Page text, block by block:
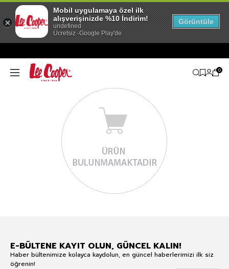
0
E-BÜLTENE KAYIT OLUN, GÜNCEL KALIN!
Haber bültenimize kolayca kaydolun, en güncel haberlerimizi ilk siz
öğrenin!
Mobil uygulamaya özel ilk
alışverişinizde %10 İndirim!
undefined
Ücretsiz -Google Play'de
Görüntüle